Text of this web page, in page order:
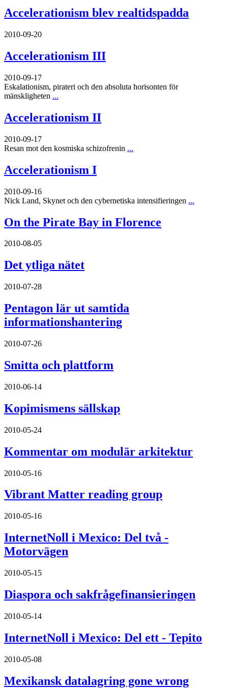
Accelerationism blev realtidspadda
2010-09-20
Accelerationism III
2010-09-17
Eskalationism, pirateri och den absoluta horisonten för
mänskligheten ...
Accelerationism II
2010-09-17
Resan mot den kosmiska schizofrenin ...
Accelerationism I
2010-09-16
Nick Land, Skynet och den cybernetiska intensifieringen ...
On the Pirate Bay in Florence
2010-08-05
Det ytliga nätet
2010-07-28
Pentagon lär ut samtida
informationshantering
2010-07-26
Smitta och plattform
2010-06-14
Kopimismens sällskap
2010-05-24
Kommentar om modulär arkitektur
2010-05-16
Vibrant Matter reading group
2010-05-16
InternetNoll i Mexico: Del två -
Motorvägen
2010-05-15
Diaspora och sakfrågefinansieringen
2010-05-14
InternetNoll i Mexico: Del ett - Tepito
2010-05-08
Mexikansk datalagring gone wrong